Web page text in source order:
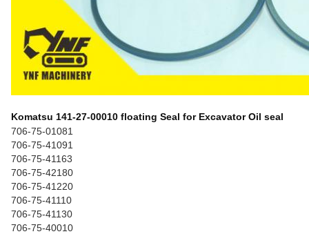
Komatsu 141-27-00010 floating Seal for Excavator Oil seal
706-75-01081
706-75-41091
706-75-41163
706-75-42180
706-75-41220
706-75-41110
706-75-41130
706-75-40010